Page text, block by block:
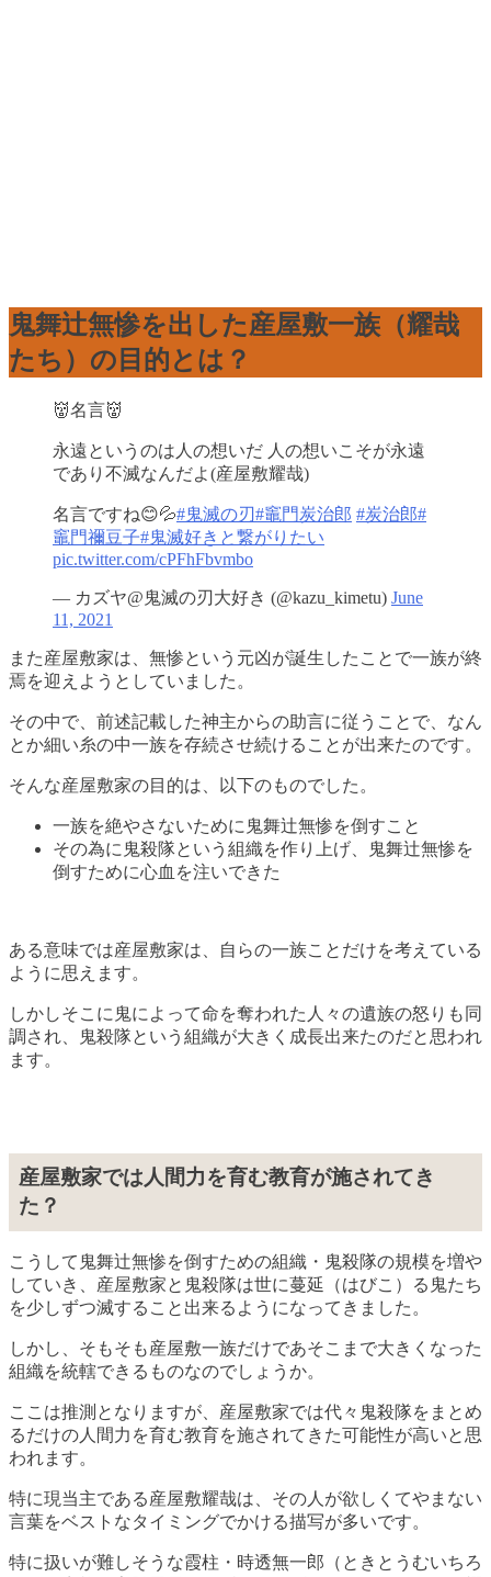
鬼舞辻無惨を出した産屋敷一族（耀哉
たち）の目的とは？
👹名言👹
永遠というのは人の想いだ 人の想いこそが永遠
であり不滅なんだよ(産屋敷耀哉)
名言ですね😊💦#鬼滅の刃#竈門炭治郎 #炭治郎#
竈門禰豆子#鬼滅好きと繋がりたい
pic.twitter.com/cPFhFbvmbo
— カズヤ@鬼滅の刃大好き (@kazu_kimetu) June
11, 2021
また産屋敷家は、無惨という元凶が誕生したことで一族が終
焉を迎えようとしていました。
その中で、前述記載した神主からの助言に従うことで、なん
とか細い糸の中一族を存続させ続けることが出来たのです。
そんな産屋敷家の目的は、以下のものでした。
一族を絶やさないために鬼舞辻無惨を倒すこと
その為に鬼殺隊という組織を作り上げ、鬼舞辻無惨を
倒すために心血を注いできた
ある意味では産屋敷家は、自らの一族ことだけを考えている
ように思えます。
しかしそこに鬼によって命を奪われた人々の遺族の怒りも同
調され、鬼殺隊という組織が大きく成長出来たのだと思われ
ます。
産屋敷家では人間力を育む教育が施されてき
た？
こうして鬼舞辻無惨を倒すための組織・鬼殺隊の規模を増や
していき、産屋敷家と鬼殺隊は世に蔓延（はびこ）る鬼たち
を少しずつ滅すること出来るようになってきました。
しかし、そもそも産屋敷一族だけであそこまで大きくなった
組織を統轄できるものなのでしょうか。
ここは推測となりますが、産屋敷家では代々鬼殺隊をまとめ
るだけの人間力を育む教育を施されてきた可能性が高いと思
われます。
特に現当主である産屋敷耀哉は、その人が欲しくてやまない
言葉をベストなタイミングでかける描写が多いです。
特に扱いが難しそうな霞柱・時透無一郎（ときとうむいちろ